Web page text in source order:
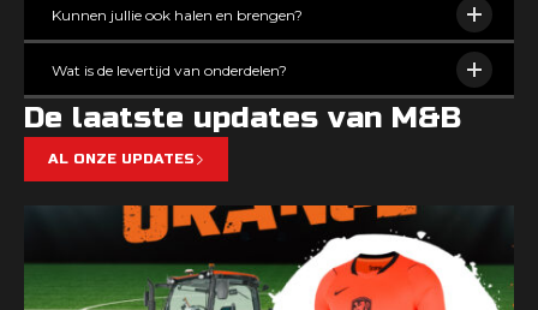
Kunnen jullie ook halen en brengen?
Wat is de levertijd van onderdelen?
De laatste updates van M&B
AL ONZE UPDATES